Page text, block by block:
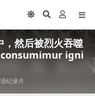
，然后被烈火吞噬
igni
纪录片